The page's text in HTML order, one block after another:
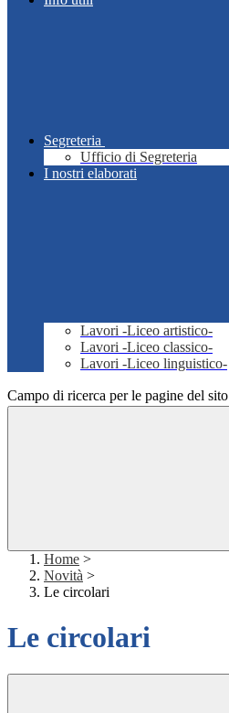
Segreteria
Ufficio di Segreteria
I nostri elaborati
Lavori -Liceo artistico-
Lavori -Liceo classico-
Lavori -Liceo linguistico-
Campo di ricerca per le pagine del sito
Home >
Novità >
Le circolari
Le circolari